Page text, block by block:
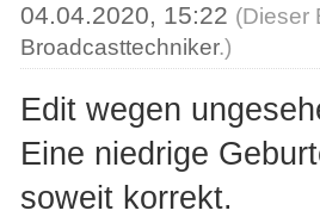
04.04.2020, 15:22 (Dieser
Broadcasttechniker.)
Edit wegen
Eine niedrige
soweit korrekt.